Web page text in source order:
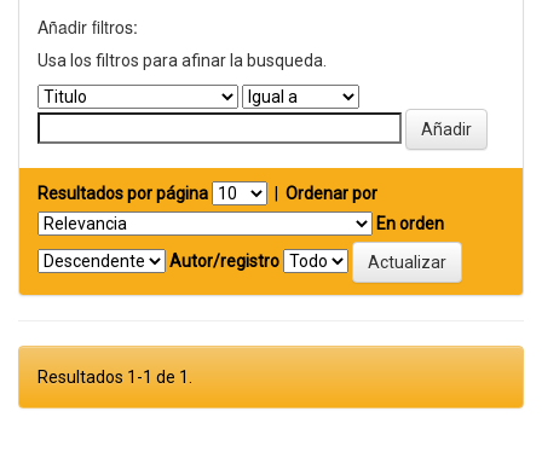
Añadir filtros:
Usa los filtros para afinar la busqueda.
Resultados por página
Ordenar por
En orden
Autor/registro
Resultados 1-1 de 1.